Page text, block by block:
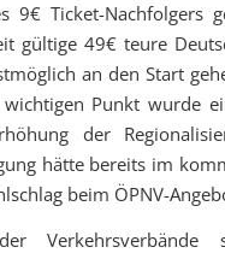
9€ Ticket-Nachfolgers
gültige 49€ teure
an den Start
Punkt wurde
der
hätte bereits im
beim ÖPNV-
Verkehrsverbände